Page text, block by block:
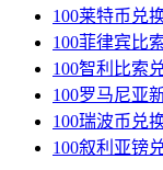
100莱特币兑
100菲律宾比
100智利比索
100罗马尼亚
100瑞波币兑
100叙利亚镑